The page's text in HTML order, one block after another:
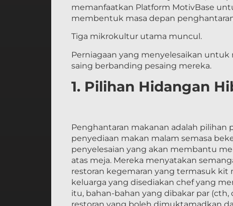
memanfaatkan Platform MotivBase
membentuk masa depan
Tiga mikrokultur utama muncul.
Perniagaan yang menyelesaikan
saing berbanding pesaing mereka.
1. Pilihan Hidangan
Penghantaran makanan adalah
penyediaan makan malam semasa
penyelesaian yang akan membantu
atas meja. Mereka menyatakan
restoran kegemaran yang termasuk kit
keluarga yang disediakan chef yang
itu, bahan-bahan yang dibakar par